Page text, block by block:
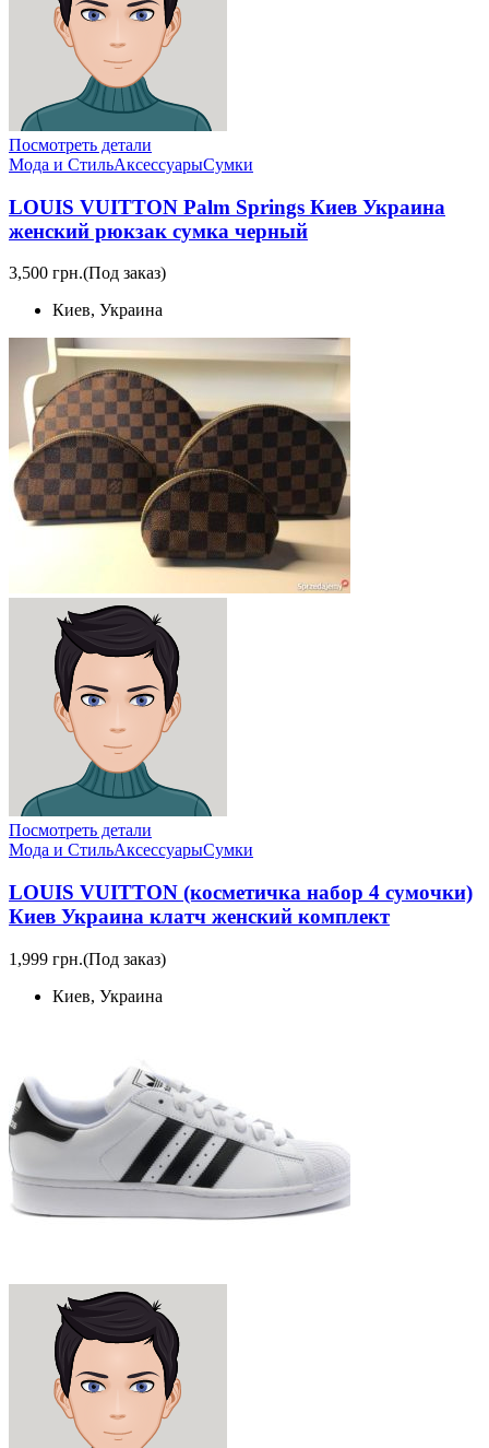
Посмотреть детали
Мода и СтильАксессуарыСумки
LOUIS VUITTON Palm Springs Киев Украина
женский рюкзак сумка черный
3,500 грн.(Под заказ)
Киев, Украина
Посмотреть детали
Мода и СтильАксессуарыСумки
LOUIS VUITTON (косметичка набор 4 сумочки)
Киев Украина клатч женский комплект
1,999 грн.(Под заказ)
Киев, Украина